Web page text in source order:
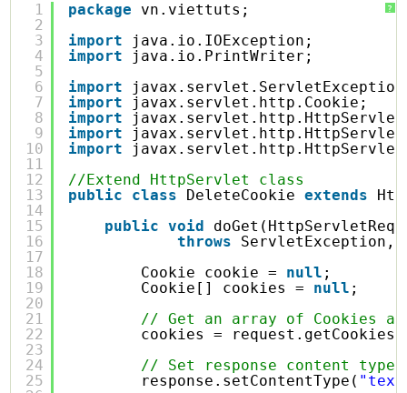
?
1
2
3
4
5
6
7
8
9
10
11
12
13
14
15
16
17
18
19
20
21
22
23
24
25
package
vn.viettuts;
import
java.io.IOException;
import
java.io.PrintWriter;
import
import
javax.servlet.http.Cookie;
import
import
import
//Extend HttpServlet class
public
class DeleteCookie extends
public
void
throws
ServletException,
Cookie cookie = null ;
Cookie[] cookies = null ;
// Get an array of Cookies
cookies =
// Set response content type
response.setContentType(